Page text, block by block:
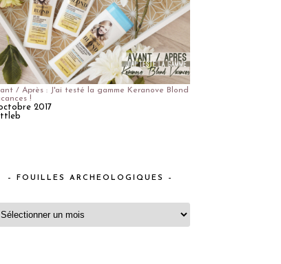
/ Après : J'ai testé la gamme Keranove Blond
!
2017
– FOUILLES ARCHEOLOGIQUES –